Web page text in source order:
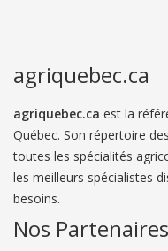
agriquebec.ca
agriquebec.ca est la
Québec. Son répertoire
toutes les spécialités
les meilleurs spécialistes
besoins.
Nos Partenaires